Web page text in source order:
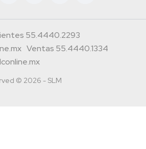
55.4440.2293
Ventas 55.4440.1334
© 2026 - SLM